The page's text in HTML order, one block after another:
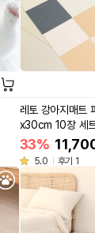
레토 강아지매트
x30cm 10장 세
33%
5.0
후기 1